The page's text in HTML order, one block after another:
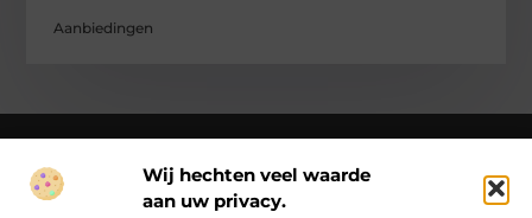
Wij hechten veel waarde
aan uw privacy.
Aanbiedingen
Over Ck Producties